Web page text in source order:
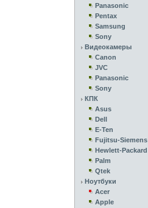
Panasonic
Pentax
Samsung
Sony
Видеокамеры
Canon
JVC
Panasonic
Sony
КПК
Asus
Dell
E-Ten
Fujitsu-Siemens
Hewlett-Packard
Palm
Qtek
Ноутбуки
Acer
Apple